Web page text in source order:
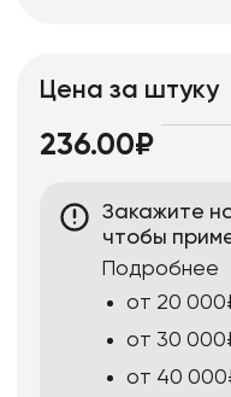
Цена за штуку
236.00₽
Закажите
чтобы
Подробнее
от 20
от 30
от 40